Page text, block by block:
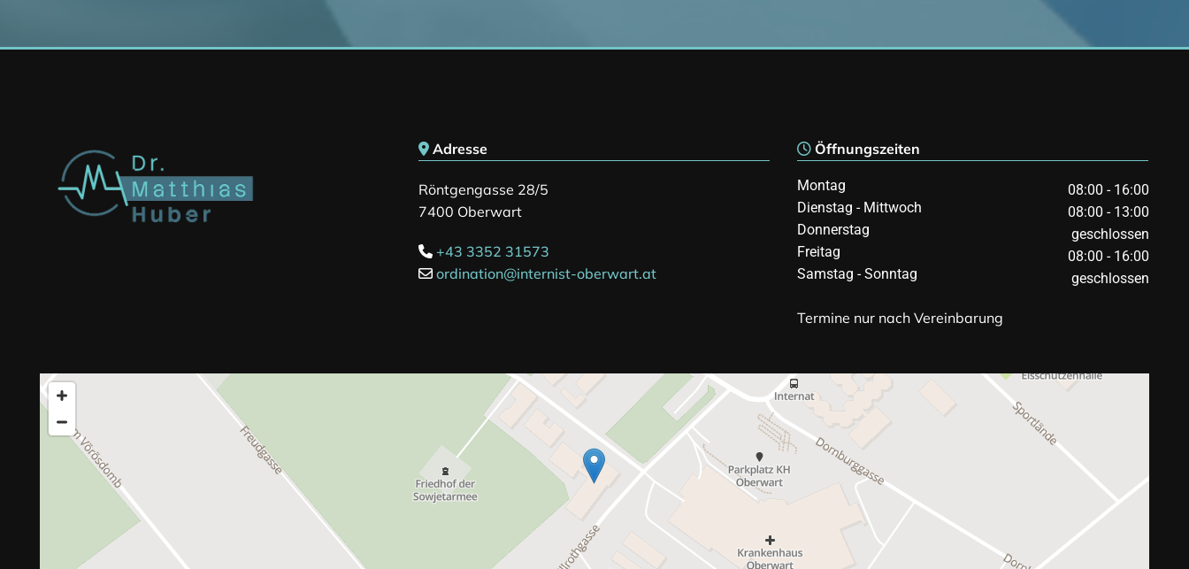
Adresse
Röntgengasse 28/5
7400 Oberwart
 +43 3352 31573
 ordination@internist-oberwart.at
Öffnungszeiten
Montag
08:00 - 16:00
Dienstag - Mittwoch
08:00 - 13:00
Donnerstag
geschlossen
Freitag
08:00 - 16:00
Samstag - Sonntag
geschlossen
Termine nur nach Vereinbarung